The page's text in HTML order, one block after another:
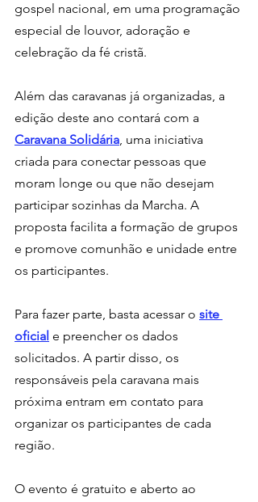
gospel nacional, em uma programação
especial de louvor, adoração e
celebração da fé cristã.
Além das caravanas já organizadas, a
edição deste ano contará com a
Caravana Solidária, uma iniciativa
criada para conectar pessoas que
moram longe ou que não desejam
participar sozinhas da Marcha. A
proposta facilita a formação de grupos
e promove comunhão e unidade entre
os participantes.
Para fazer parte, basta acessar o site
oficial e preencher os dados
solicitados. A partir disso, os
responsáveis pela caravana mais
próxima entram em contato para
organizar os participantes de cada
região.
O evento é gratuito e aberto ao